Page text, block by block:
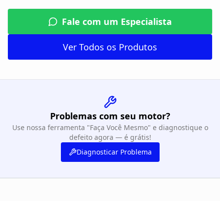
Fale com um Especialista
Ver Todos os Produtos
Problemas com seu motor?
Use nossa ferramenta "Faça Você Mesmo" e diagnostique o
defeito agora — é grátis!
Diagnosticar Problema